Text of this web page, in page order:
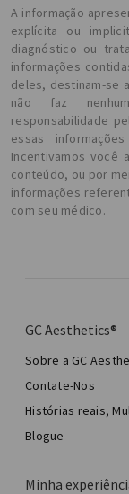
A informação
explícita ou
diagnóstico ou
informações
deles, destinam-se
não faz
responsabilidade
essas
Incentivamos você
conteúdo, ou por
informações
com seu médico.
GC Aesthetics®
Sobre a GC
Contate-Nos
Histórias reais,
Blogue
Minha